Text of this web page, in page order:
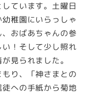
ています。土曜日
稚園にいらっしゃ
おばあちゃんの参
！そして少し照れ
見られました。
り、「神さまとの
への手紙から菊地